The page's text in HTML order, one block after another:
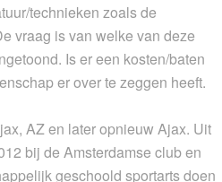
technieken zoals de
vraag is van welke van deze
Is er een kosten/baten
er over te zeggen heeft.
AZ en later opnieuw Ajax. Uit
bij de Amsterdamse club en
geschoold sportarts doen